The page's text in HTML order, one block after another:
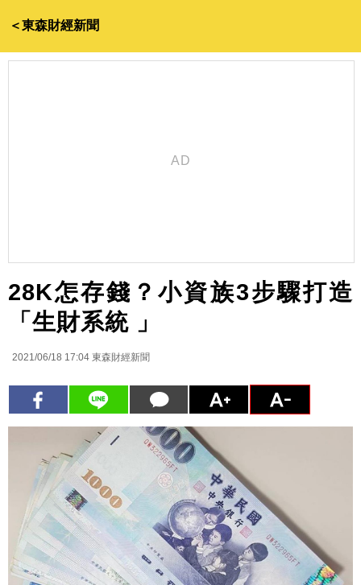
＜東森財經新聞
28K怎存錢？小資族3步驟打造
「生財系統 」
2021/06/18 17:04 東森財經新聞